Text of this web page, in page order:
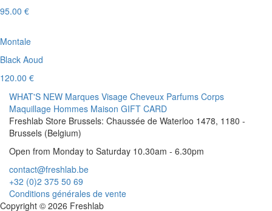
95.00 €
Montale
Black Aoud
120.00 €
WHAT'S NEW Marques Visage Cheveux Parfums Corps
Maquillage Hommes Maison GIFT CARD
Freshlab Store Brussels: Chaussée de Waterloo 1478, 1180 -
Brussels (Belgium)
Open from Monday to Saturday 10.30am - 6.30pm
contact@freshlab.be
+32 (0)2 375 50 69
Conditions générales de vente
Copyright © 2026 Freshlab